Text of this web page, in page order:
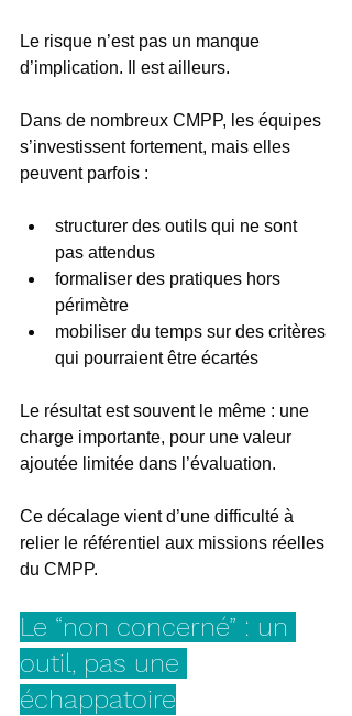
Le risque n’est pas un manque
d’implication. Il est ailleurs.
Dans de nombreux CMPP, les équipes
s’investissent fortement, mais elles
peuvent parfois :
structurer des outils qui ne sont
pas attendus
formaliser des pratiques hors
périmètre
mobiliser du temps sur des critères
qui pourraient être écartés
Le résultat est souvent le même : une
charge importante, pour une valeur
ajoutée limitée dans l’évaluation.
Ce décalage vient d’une difficulté à
relier le référentiel aux missions réelles
du CMPP.
Le “non concerné” : un
outil, pas une
échappatoire